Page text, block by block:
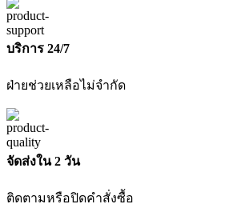
บริการ 24/7
ฝ่ายช่วยเหลือไม่จำกัด
จัดส่งใน 2 วัน
ติดตามหรือปิดคำสั่งซื้อ